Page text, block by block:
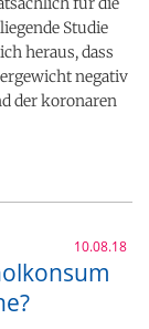
Studie
heraus, dass
negativ
der koronaren
10.08.18